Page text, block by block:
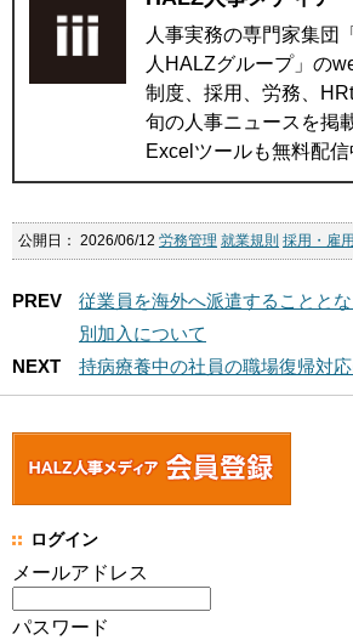
人事実務の専門家集団
人HALZグループ」の
制度、採用、労務、
旬の人事ニュースを掲
Excelツールも無料配信
公開日： 2026/06/12 労務管理 就業規則 採用・雇用
PREV
従業員を海外へ派遣することと
別加入について
NEXT
持病療養中の社員の職場復帰対
ログイン
メールアドレス
パスワード